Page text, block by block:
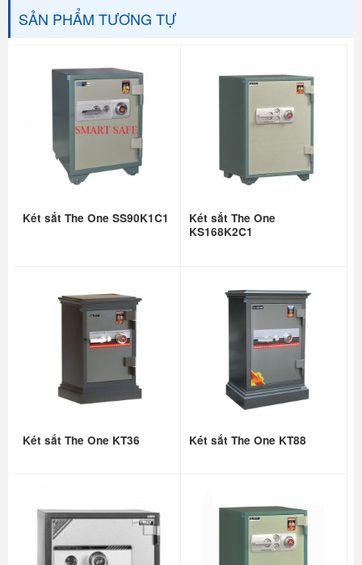
SẢN PHẨM TƯƠNG TỰ
Két sắt The One SS90K1C1
Két sắt The One
KS168K2C1
Két sắt The One KT36 Két sắt The One KT88